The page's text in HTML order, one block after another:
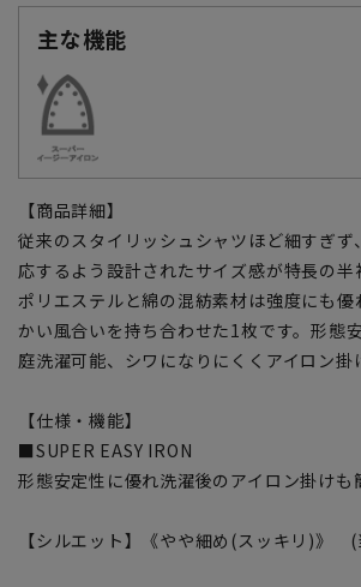
主な機能
【商品詳細】
従来のスタイリッシュシャツほど細すぎず
応するよう設計されたサイズ感が特長の半
ポリエステルと綿の混紡素材は強度にも優
かい風合いを持ち合わせた1枚です。形態
庭洗濯可能、シワになりにくくアイロン掛
【仕様・機能】
■SUPER EASY IRON
形態安定性に優れ洗濯後のアイロン掛けも
【シルエット】《やや細め(スッキリ)》 (